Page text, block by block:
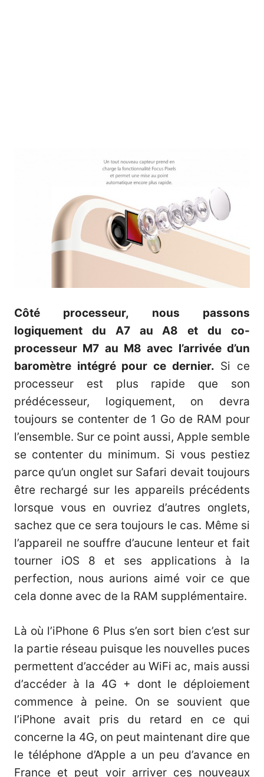
Côté processeur, nous passons
logiquement du A7 au A8 et du co-
processeur M7 au M8 avec l’arrivée d’un
baromètre intégré pour ce dernier. Si ce
processeur est plus rapide que son
prédécesseur, logiquement, on devra
toujours se contenter de 1 Go de RAM pour
l’ensemble. Sur ce point aussi, Apple semble
se contenter du minimum. Si vous pestiez
parce qu’un onglet sur Safari devait toujours
être rechargé sur les appareils précédents
lorsque vous en ouvriez d’autres onglets,
sachez que ce sera toujours le cas. Même si
l’appareil ne souffre d’aucune lenteur et fait
tourner iOS 8 et ses applications à la
perfection, nous aurions aimé voir ce que
cela donne avec de la RAM supplémentaire.
Là où l’iPhone 6 Plus s’en sort bien c’est sur
la partie réseau puisque les nouvelles puces
permettent d’accéder au WiFi ac, mais aussi
d’accéder à la 4G + dont le déploiement
commence à peine. On se souvient que
l’iPhone avait pris du retard en ce qui
concerne la 4G, on peut maintenant dire que
le téléphone d’Apple a un peu d’avance en
France et peut voir arriver ces nouveaux